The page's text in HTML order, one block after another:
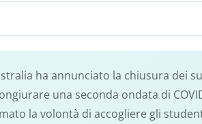
ha annunciato la chiusura dei
una seconda ondata di
la volontà di accogliere gli